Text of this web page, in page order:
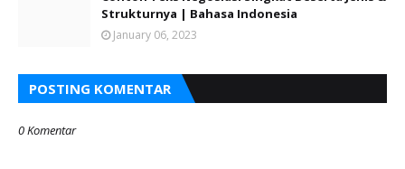
Strukturnya | Bahasa Indonesia
January 06, 2023
POSTING KOMENTAR
0 Komentar